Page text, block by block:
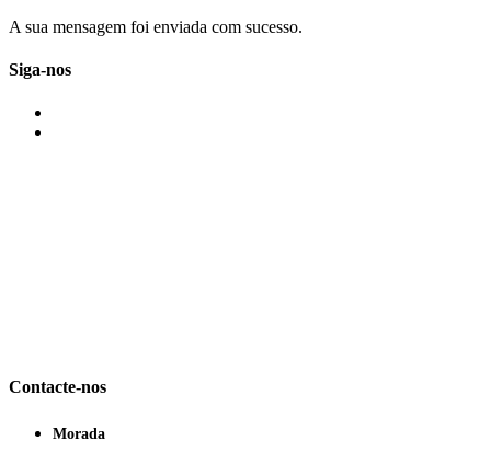
A sua mensagem foi enviada com sucesso.
Siga-nos
Contacte-nos
Morada